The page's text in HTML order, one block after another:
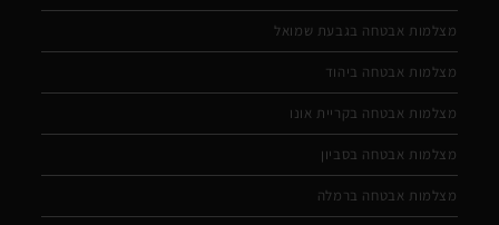
מצלמות אבטחה בגבעת שמואל
מצלמות אבטחה ביהוד
מצלמות אבטחה בקריית אונו
מצלמות אבטחה בסביון
מצלמות אבטחה ברמלה